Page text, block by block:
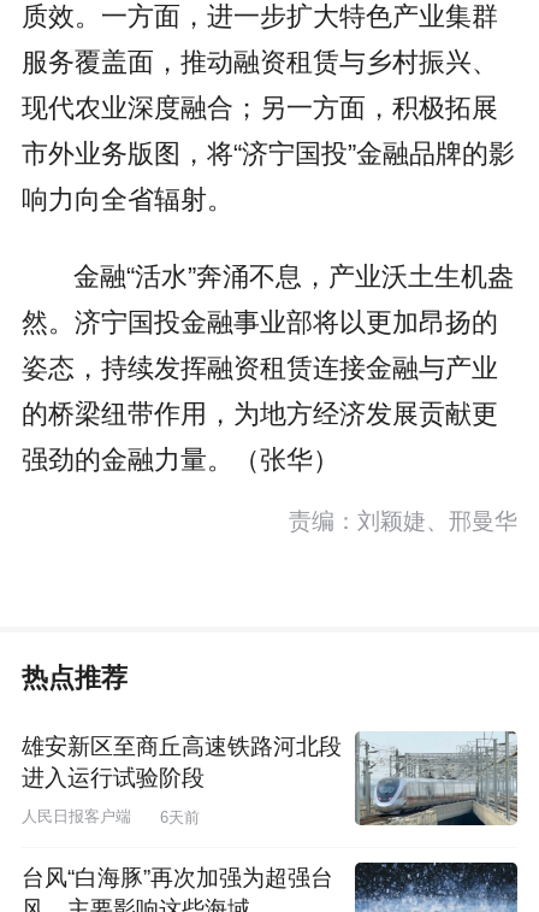
质效。一方面，进一步扩大特色产业集群
服务覆盖面，推动融资租赁与乡村振兴、
现代农业深度融合；另一方面，积极拓展
市外业务版图，将“济宁国投”金融品牌的影
响力向全省辐射。
金融“活水”奔涌不息，产业沃土生机盎
然。济宁国投金融事业部将以更加昂扬的
姿态，持续发挥融资租赁连接金融与产业
的桥梁纽带作用，为地方经济发展贡献更
强劲的金融力量。（张华）
责编：刘颖婕、邢曼华
热点推荐
雄安新区至商丘高速铁路河北段
进入运行试验阶段
人民日报客户端 6天前
台风“白海豚”再次加强为超强台